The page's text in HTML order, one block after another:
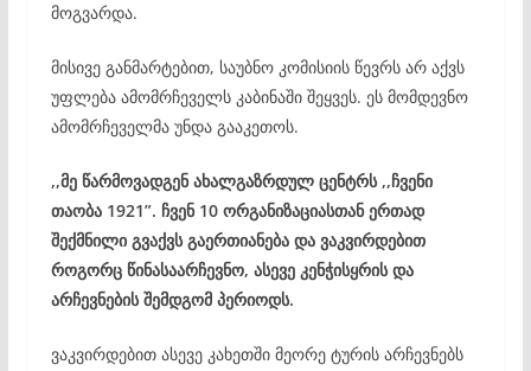
მოგვარდა.
მისივე განმარტებით, საუბნო კომისიის წევრს არ აქვს
უფლება ამომრჩეველს კაბინაში შეყვეს. ეს მომდევნო
ამომრჩეველმა უნდა გააკეთოს.
,,მე წარმოვადგენ ახალგაზრდულ ცენტრს ,,ჩვენი
თაობა 1921”. ჩვენ 10 ორგანიზაციასთან ერთად
შექმნილი გვაქვს გაერთიანება და ვაკვირდებით
როგორც წინასაარჩევნო, ასევე კენჭისყრის და
არჩევნების შემდგომ პერიოდს.
ვაკვირდებით ასევე კახეთში მეორე ტურის არჩევნებს